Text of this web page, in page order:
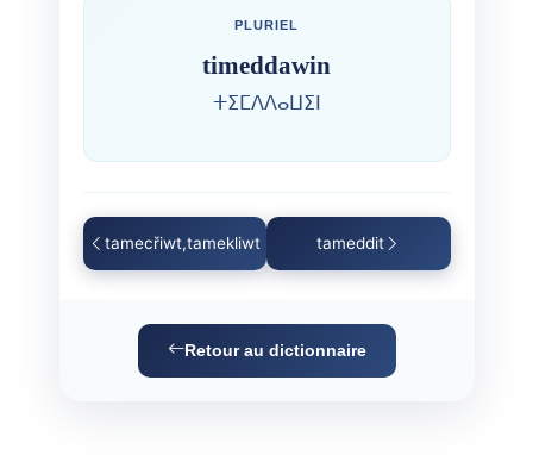
PLURIEL
timeddawin
ⵜⵉⵎⴷⴷⴰⵡⵉⵏ
tamecřiwt,tamekliwt tameddit
Retour au dictionnaire